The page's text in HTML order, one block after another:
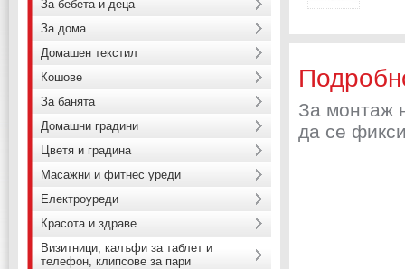
За монтаж
да се
За бебета и деца
За дома
Домашен текстил
Кошове
За банята
Домашни градини
Цветя и градина
Масажни и фитнес уреди
Електроуреди
Красота и здраве
Визитници, калъфи за таблет и
телефон, клипсове за пари